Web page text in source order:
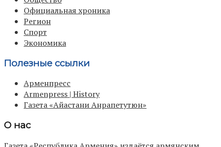
Официальная хроника
Регион
Спорт
Экономика
Полезные ссылки
Арменпресс
Armenpress | History
Газета «Айастани Анрапетутюн»
О нас